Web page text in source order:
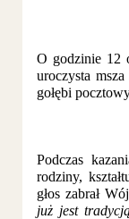
O godzinie 12
uroczysta
gołębi
Podczas
rodziny,
głos zabrał
już jest